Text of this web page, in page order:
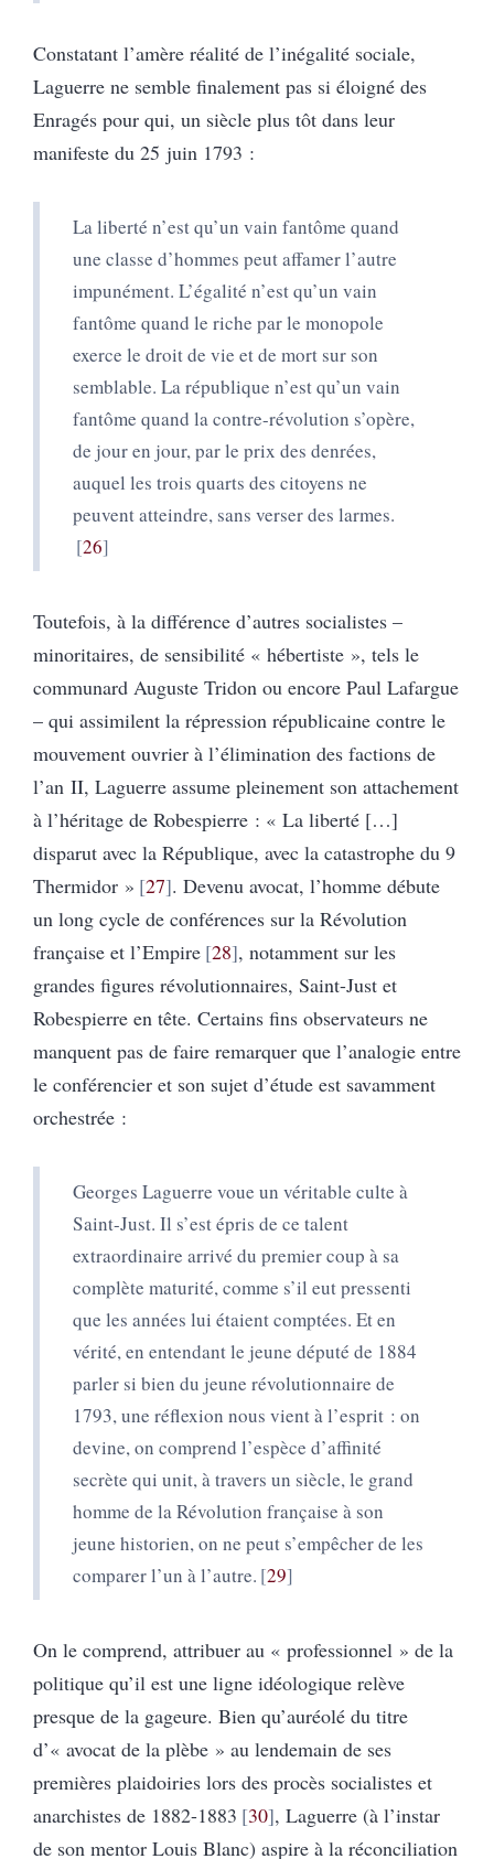
Constatant l’amère réalité de l’inégalité sociale,
Laguerre ne semble finalement pas si éloigné des
Enragés pour qui, un siècle plus tôt dans leur
manifeste du 25 juin 1793 :
La liberté n’est qu’un vain fantôme quand
une classe d’hommes peut affamer l’autre
impunément. L’égalité n’est qu’un vain
fantôme quand le riche par le monopole
exerce le droit de vie et de mort sur son
semblable. La république n’est qu’un vain
fantôme quand la contre-révolution s’opère,
de jour en jour, par le prix des denrées,
auquel les trois quarts des citoyens ne
peuvent atteindre, sans verser des larmes.
26
Toutefois, à la différence d’autres socialistes –
minoritaires, de sensibilité « hébertiste », tels le
communard Auguste Tridon ou encore Paul Lafargue
– qui assimilent la répression républicaine contre le
mouvement ouvrier à l’élimination des factions de
l’an II, Laguerre assume pleinement son attachement
à l’héritage de Robespierre : « La liberté […]
disparut avec la République, avec la catastrophe du 9
Thermidor » 27 . Devenu avocat, l’homme débute
un long cycle de conférences sur la Révolution
française et l’Empire 28 , notamment sur les
grandes figures révolutionnaires, Saint-Just et
Robespierre en tête. Certains fins observateurs ne
manquent pas de faire remarquer que l’analogie entre
le conférencier et son sujet d’étude est savamment
orchestrée :
Georges Laguerre voue un véritable culte à
Saint-Just. Il s’est épris de ce talent
extraordinaire arrivé du premier coup à sa
complète maturité, comme s’il eut pressenti
que les années lui étaient comptées. Et en
vérité, en entendant le jeune député de 1884
parler si bien du jeune révolutionnaire de
1793, une réflexion nous vient à l’esprit : on
devine, on comprend l’espèce d’affinité
secrète qui unit, à travers un siècle, le grand
homme de la Révolution française à son
jeune historien, on ne peut s’empêcher de les
comparer l’un à l’autre. 29
On le comprend, attribuer au « professionnel » de la
politique qu’il est une ligne idéologique relève
presque de la gageure. Bien qu’auréolé du titre
d’« avocat de la plèbe » au lendemain de ses
premières plaidoiries lors des procès socialistes et
anarchistes de 1882-1883 30 , Laguerre (à l’instar
de son mentor Louis Blanc) aspire à la réconciliation